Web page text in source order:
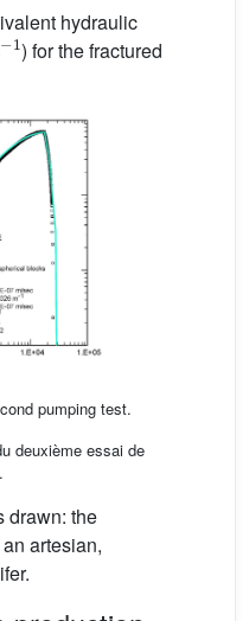
hydraulic
) for the fractured
pumping test.
deuxième essai de
drawn: the
artesian,